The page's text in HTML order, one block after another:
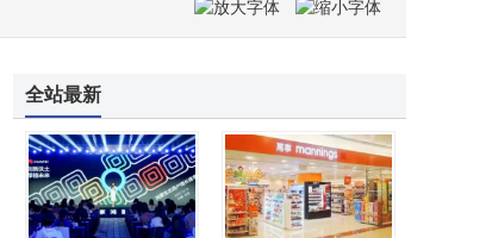
5.2：以技术突破重塑信任，开启AI伙伴新篇章
全站最新